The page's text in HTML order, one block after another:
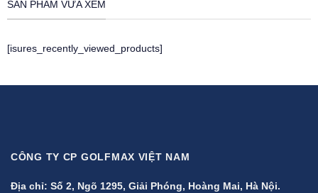
SẢN PHẨM VỪA XEM
[isures_recently_viewed_products]
CÔNG TY CP GOLFMAX VIỆT NAM
Địa chỉ: Số 2, Ngõ 1295, Giải Phóng, Hoàng Mai, Hà Nội.